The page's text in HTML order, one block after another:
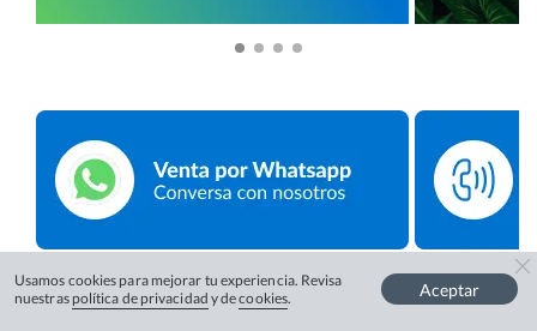
Usamos cookies para mejorar tu experiencia. Revisa
nuestras política de privacidad y decookies. Aceptar